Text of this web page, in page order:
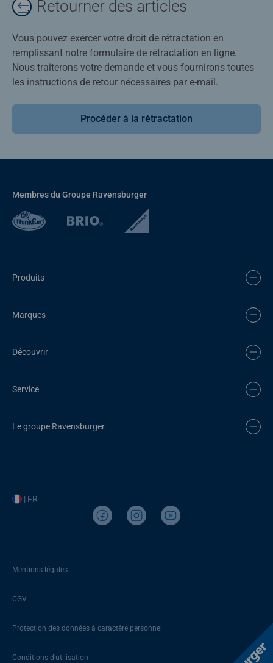
Retourner des articles
Vous pouvez exercer votre droit de rétractation en
remplissant notre formulaire de rétractation en ligne.
Nous traiterons votre demande et vous fournirons toutes
les instructions de retour nécessaires par e-mail.
Procéder à la rétractation
Membres du Groupe Ravensburger
Produits
Marques
Découvrir
Service
Le groupe Ravensburger
| FR
Mentions légales
CGV
Protection des données à caractère personnel
Conditions d’utilisation